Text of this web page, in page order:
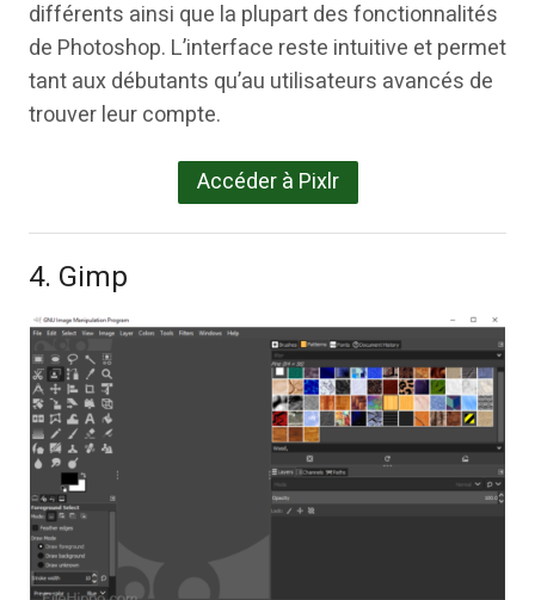
différents ainsi que la plupart des fonctionnalités
de Photoshop. L’interface reste intuitive et permet
tant aux débutants qu’au utilisateurs avancés de
trouver leur compte.
Accéder à Pixlr
4. Gimp